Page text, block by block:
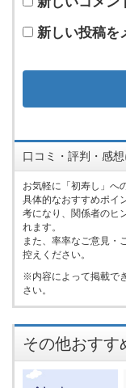
新しい投稿を
口コミ・評判・感
お気軽に「初寿し」へ
具体的なおすすめポイ
考になり、関係者のヒ
れます。
また、率率なご意見・
控えください。
内容によって掲載で
さい。
その他おすす